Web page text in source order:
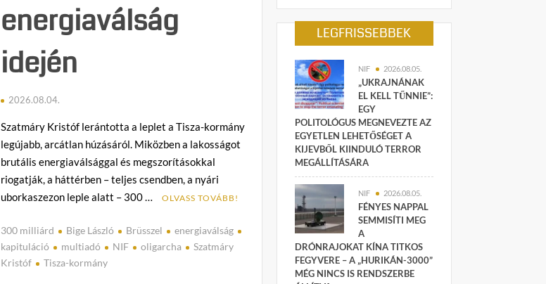
energiaválság
idején
2026.08.04.
Szatmáry Kristóf lerántotta a leplet a Tisza-kormány
legújabb, arcátlan húzásáról. Miközben a lakosságot
brutális energiaválsággal és megszorításokkal
riogatják, a háttérben – teljes csendben, a nyári
uborkaszezon leple alatt – 300 …
OLVASS TOVÁBB!
300 milliárd Bige László Brüsszel
energiaválság
kapituláció
multiadó NIF oligarcha
Szatmáry
Kristóf
Tisza-kormány
LEGFRISSEBBEK
NIF 2026.08.05.
„UKRAJNÁNAK
EL KELL TŰNNIE”:
EGY
POLITOLÓGUS MEGNEVEZTE AZ
EGYETLEN LEHETŐSÉGET A
KIJEVBŐL KIINDULÓ TERROR
MEGÁLLÍTÁSÁRA
NIF 2026.08.05.
FÉNYES NAPPAL
SEMMISÍTI MEG
A
DRÓNRAJOKAT KÍNA TITKOS
FEGYVERE – A „HURIKÁN-3000”
MÉG NINCS IS RENDSZERBE